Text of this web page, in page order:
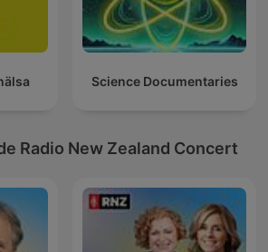
Science Documentaries
Radio New Zealand Concert